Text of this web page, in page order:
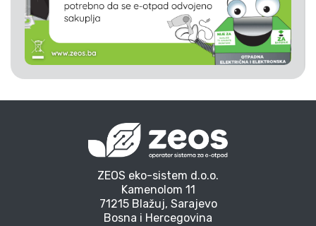
ZEOS eko-sistem d.o.o.
Kamenolom 11
71215 Blažuj, Sarajevo
Bosna i Hercegovina